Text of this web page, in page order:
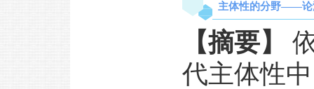
主体性的分野——论
【摘要】
代主体性